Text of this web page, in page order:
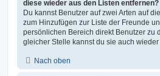
diese wieder aus den Listen entfernen?
Du kannst Benutzer auf zwei Arten auf
zum Hinzufügen zur Liste der Freunde
persönlichen Bereich direkt Benutzer zu
gleicher Stelle kannst du sie auch
Nach oben